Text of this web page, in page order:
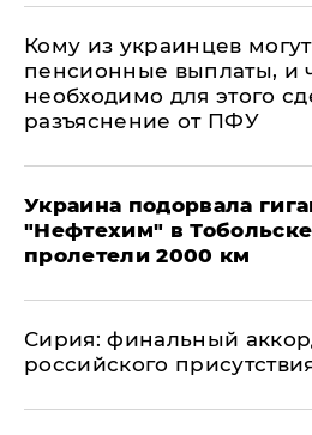
Кому из украинцев
пенсионные выплаты, и
необходимо для этого
разъяснение от ПФУ
Украина подорвала
"Нефтехим" в
пролетели 2000 км
​Сирия: финальный
российского